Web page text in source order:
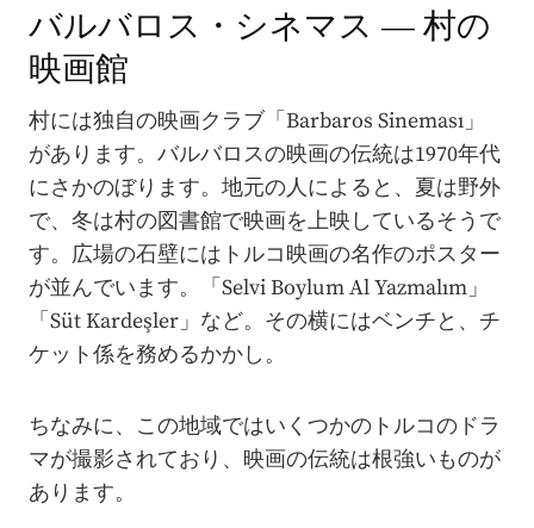
バルバロス・シネマス — 村の
映画館
村には独自の映画クラブ「Barbaros Sineması」
があります。バルバロスの映画の伝統は1970年代
にさかのぼります。地元の人によると、夏は野外
で、冬は村の図書館で映画を上映しているそうで
す。広場の石壁にはトルコ映画の名作のポスター
が並んでいます。「Selvi Boylum Al Yazmalım」
「Süt Kardeşler」など。その横にはベンチと、チ
ケット係を務めるかかし。
ちなみに、この地域ではいくつかのトルコのドラ
マが撮影されており、映画の伝統は根強いものが
あります。